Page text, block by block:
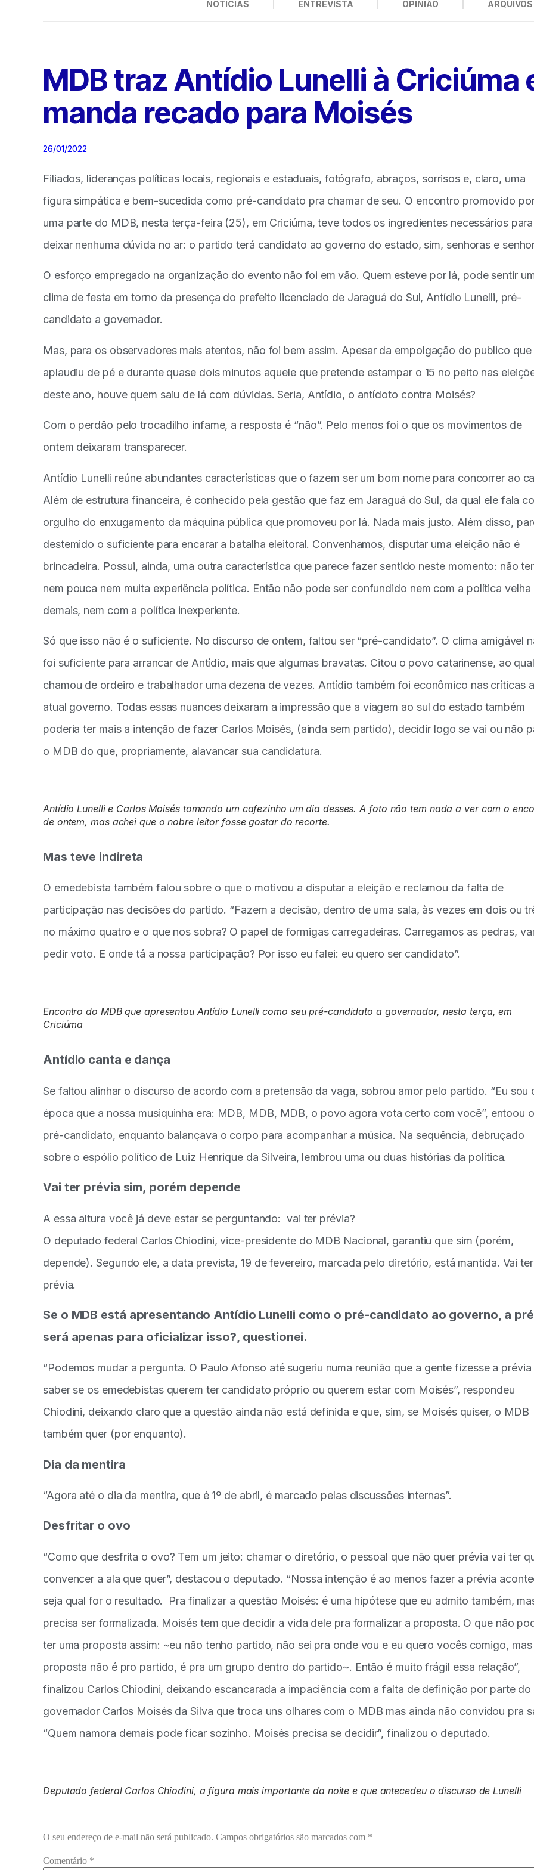
NOTÍCIAS ENTREVISTA OPINIÃO
MDB traz Antídio Lunelli à Criciúma
manda recado para Moisés
26/01/2022
Filiados, lideranças políticas locais, regionais e estaduais, fotógrafo, abraços, sorrisos e, claro, uma
figura simpática e bem-sucedida como pré-candidato pra chamar de seu. O encontro promovido
uma parte do MDB, nesta terça-feira (25), em Criciúma, teve todos os ingredientes necessários
deixar nenhuma dúvida no ar: o partido terá candidato ao governo do estado, sim, senhoras e
O esforço empregado na organização do evento não foi em vão. Quem esteve por lá, pode sentir
clima de festa em torno da presença do prefeito licenciado de Jaraguá do Sul, Antídio Lunelli, pré-
candidato a governador.
Mas, para os observadores mais atentos, não foi bem assim. Apesar da empolgação do publico que
aplaudiu de pé e durante quase dois minutos aquele que pretende estampar o 15 no peito nas
deste ano, houve quem saiu de lá com dúvidas. Seria, Antídio, o antídoto contra Moisés?
Com o perdão pelo trocadilho infame, a resposta é “não”. Pelo menos foi o que os movimentos de
ontem deixaram transparecer.
Antídio Lunelli reúne abundantes características que o fazem ser um bom nome para concorrer ao
Além de estrutura financeira, é conhecido pela gestão que faz em Jaraguá do Sul, da qual ele fala
orgulho do enxugamento da máquina pública que promoveu por lá. Nada mais justo. Além disso,
destemido o suficiente para encarar a batalha eleitoral. Convenhamos, disputar uma eleição não é
brincadeira. Possui, ainda, uma outra característica que parece fazer sentido neste momento: não
nem pouca nem muita experiência política. Então não pode ser confundido nem com a política velha
demais, nem com a política inexperiente.
Só que isso não é o suficiente. No discurso de ontem, faltou ser “pré-candidato”. O clima amigável
foi suficiente para arrancar de Antídio, mais que algumas bravatas. Citou o povo catarinense, ao qual
chamou de ordeiro e trabalhador uma dezena de vezes. Antídio também foi econômico nas críticas
atual governo. Todas essas nuances deixaram a impressão que a viagem ao sul do estado também
poderia ter mais a intenção de fazer Carlos Moisés, (ainda sem partido), decidir logo se vai ou não
o MDB do que, propriamente, alavancar sua candidatura.
Antídio Lunelli e Carlos Moisés tomando um cafezinho um dia desses. A foto não tem nada a ver com o
de ontem, mas achei que o nobre leitor fosse gostar do recorte.
Mas teve indireta
O emedebista também falou sobre o que o motivou a disputar a eleição e reclamou da falta de
participação nas decisões do partido. “Fazem a decisão, dentro de uma sala, às vezes em dois ou
no máximo quatro e o que nos sobra? O papel de formigas carregadeiras. Carregamos as pedras,
pedir voto. E onde tá a nossa participação? Por isso eu falei: eu quero ser candidato”.
Encontro do MDB que apresentou Antídio Lunelli como seu pré-candidato a governador, nesta terça, em
Criciúma
Antídio canta e dança
Se faltou alinhar o discurso de acordo com a pretensão da vaga, sobrou amor pelo partido. “Eu sou
época que a nossa musiquinha era: MDB, MDB, MDB, o povo agora vota certo com você”, entoou o
pré-candidato, enquanto balançava o corpo para acompanhar a música. Na sequência, debruçado
sobre o espólio político de Luiz Henrique da Silveira, lembrou uma ou duas histórias da política.
Vai ter prévia sim, porém depende
A essa altura você já deve estar se perguntando: vai ter prévia?
O deputado federal Carlos Chiodini, vice-presidente do MDB Nacional, garantiu que sim (porém,
depende). Segundo ele, a data prevista, 19 de fevereiro, marcada pelo diretório, está mantida. Vai ter
prévia.
Se o MDB está apresentando Antídio Lunelli como o pré-candidato ao governo, a
será apenas para oficializar isso?, questionei.
“Podemos mudar a pergunta. O Paulo Afonso até sugeriu numa reunião que a gente fizesse a prévia
saber se os emedebistas querem ter candidato próprio ou querem estar com Moisés”, respondeu
Chiodini, deixando claro que a questão ainda não está definida e que, sim, se Moisés quiser, o MDB
também quer (por enquanto).
Dia da mentira
“Agora até o dia da mentira, que é 1º de abril, é marcado pelas discussões internas”.
Desfritar o ovo
“Como que desfrita o ovo? Tem um jeito: chamar o diretório, o pessoal que não quer prévia vai ter
convencer a ala que quer”, destacou o deputado. “Nossa intenção é ao menos fazer a prévia
seja qual for o resultado. Pra finalizar a questão Moisés: é uma hipótese que eu admito também,
precisa ser formalizada. Moisés tem que decidir a vida dele pra formalizar a proposta. O que não
ter uma proposta assim: ~eu não tenho partido, não sei pra onde vou e eu quero vocês comigo, mas
proposta não é pro partido, é pra um grupo dentro do partido~. Então é muito frágil essa relação”,
finalizou Carlos Chiodini, deixando escancarada a impaciência com a falta de definição por parte do
governador Carlos Moisés da Silva que troca uns olhares com o MDB mas ainda não convidou pra
“Quem namora demais pode ficar sozinho. Moisés precisa se decidir”, finalizou o deputado.
Deputado federal Carlos Chiodini, a figura mais importante da noite e que antecedeu o discurso de Lunelli
O seu endereço de e-mail não será publicado. Campos obrigatórios são marcados com *
Comentário *